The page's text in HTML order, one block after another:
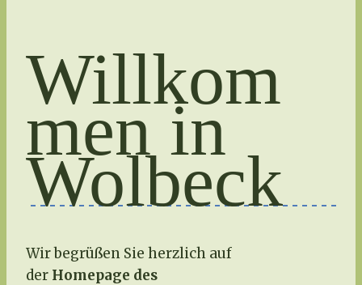
Willkom
men in
Wolbeck
Wir begrüßen Sie herzlich auf
der Homepage des